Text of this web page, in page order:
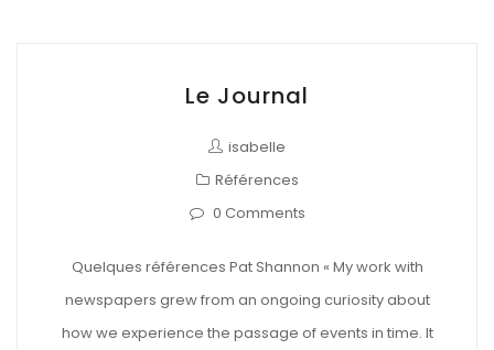
Le Journal
isabelle
Références
0 Comments
Quelques références Pat Shannon « My work with
newspapers grew from an ongoing curiosity about
how we experience the passage of events in time. It